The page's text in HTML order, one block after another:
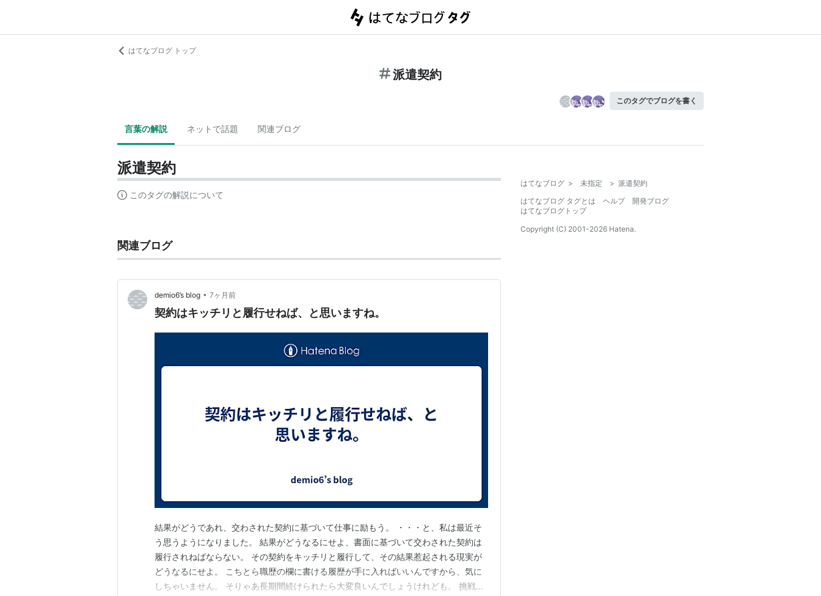
はてなブログ トップ
派遣契約
このタグでブログを書く
言葉の解説 ネットで話題 関連ブログ
派遣契約
このタグの解説について
関連ブログ
demio6’s blog • 7ヶ月前
契約はキッチリと履行せねば、と思いますね。
結果がどうであれ、交わされた契約に基づいて仕事に励もう。 ・・・と、私は最近そ
う思うようになりました。 結果がどうなるにせよ、書面に基づいて交わされた契約は
履行されねばならない。 その契約をキッチリと履行して、その結果惹起される現実が
どうなるにせよ。 こちとら職歴の欄に書ける履歴が手に入ればいいんですから、気に
しちゃいません。 そりゃあ長期間続けられたら大変良いんでしょうけれども。 挑戦す
はてなブログ > 未指定 > 派遣契約
はてなブログ タグとは
ヘルプ
開発ブログ
はてなブログトップ
Copyright (C) 2001-2026 Hatena.